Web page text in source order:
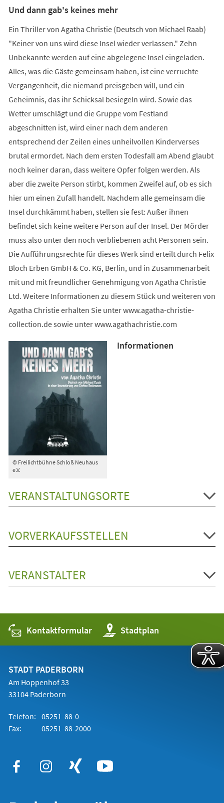
Und dann gab's keines mehr
Ein Thriller von Agatha Christie (Deutsch von Michael Raab)
"Keiner von uns wird diese Insel wieder verlassen." Zehn
Unbekannte werden auf eine abgelegene Insel eingeladen.
Alles, was die Gäste gemeinsam haben, ist eine verruchte
Vergangenheit, die niemand preisgeben will, und ein
Geheimnis, das ihr Schicksal besiegeln wird. Sowie das
Wetter umschlägt und die Gruppe vom Festland
abgeschnitten ist, wird einer nach dem anderen
entsprechend der Zeilen eines unheilvollen Kinderverses
brutal ermordet. Nach dem ersten Todesfall am Abend glaubt
noch keiner daran, dass weitere Opfer folgen werden. Als
aber die zweite Person stirbt, kommen Zweifel auf, ob es sich
hier um einen Zufall handelt. Nachdem alle gemeinsam die
Insel durchkämmt haben, stellen sie fest: Außer ihnen
befindet sich keine weitere Person auf der Insel. Der Mörder
muss also unter den noch verbliebenen acht Personen sein.
Die Aufführungsrechte für dieses Werk sind erteilt durch Felix
Bloch Erben GmbH & Co. KG, Berlin, und in Zusammenarbeit
mit und mit freundlicher Genehmigung von Agatha Christie
Ltd. Weitere Informationen zu diesem Stück und weiteren von
Agatha Christie erhalten Sie unter www.agatha-christie-
collection.de sowie unter www.agathachristie.com
© Freilichtbühne Schloß Neuhaus
e.V.
Informationen
VERANSTALTUNGSORTE
VORVERKAUFSSTELLEN
VERANSTALTER
Kontaktformular Stadtplan
(Öffnet
in
einem
STADT PADERBORN
Am Hoppenhof 33
33104 Paderborn
Telefon: 05251 88-0
Fax:
05251 88-2000